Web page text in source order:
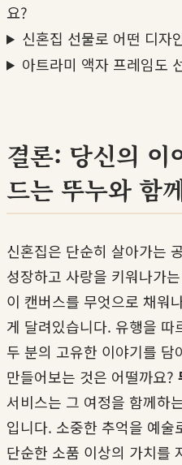
요?
신혼집 선물로 어떤 디자
아트라미 액자 프레임도
결론: 당신의 이
드는 뚜누와 함
신혼집은 단순히 살아가는
성장하고 사랑을 키워나가
이 캔버스를 무엇으로 채워
게 달려있습니다. 유행을
두 분의 고유한 이야기를
만들어보는 것은 어떨까요?
서비스는 그 여정을 함께하
입니다. 소중한 추억을 예술
단순한 소품 이상의 가치를